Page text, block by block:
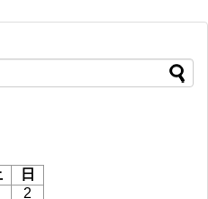
日
2